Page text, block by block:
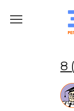
содержанию
8